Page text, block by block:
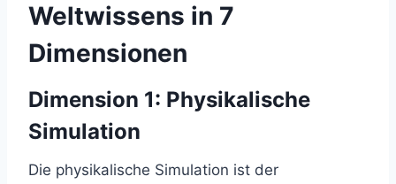
Weltwissens in 7
Dimensionen
Dimension 1: Physikalische
Simulation
Die physikalische Simulation ist der